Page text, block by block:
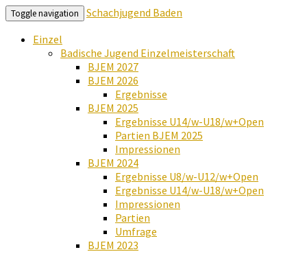
Toggle navigation
Schachjugend Baden
Einzel
Badische Jugend Einzelmeisterschaft
BJEM 2027
BJEM 2026
Ergebnisse
BJEM 2025
Ergebnisse U14/w-U18/w+Open
Partien BJEM 2025
Impressionen
BJEM 2024
Ergebnisse U8/w-U12/w+Open
Ergebnisse U14/w-U18/w+Open
Impressionen
Partien
Umfrage
BJEM 2023